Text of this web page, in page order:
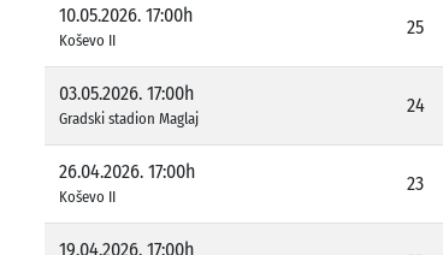
10.05.2026. 17:00h
Koševo II
25
03.05.2026. 17:00h
Gradski stadion Maglaj
24
26.04.2026. 17:00h
Koševo II
23
19.04.2026. 17:00h